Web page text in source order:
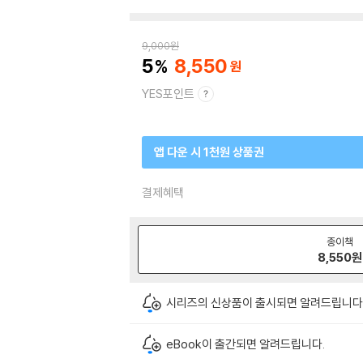
9,000원
5 8,550
YES포인트
앱 다운 시 1천원 상품권
결제혜택
종이책
8,550원
시리즈의 신상품이 출시되면 알려드립니
eBook이 출간되면 알려드립니다.